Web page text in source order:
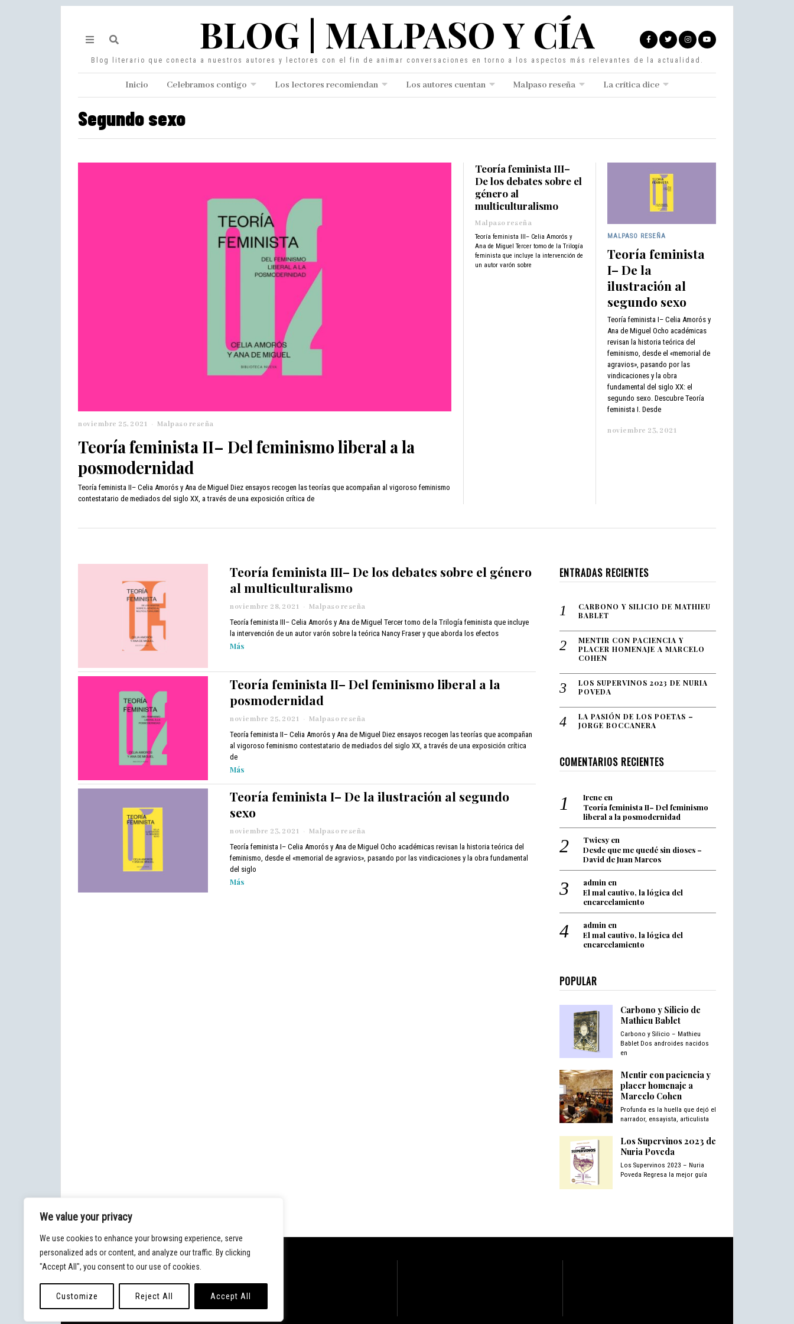
We value your privacy
We use cookies to enhance your browsing experience, serve
personalized ads or content, and analyze our traffic. By clicking
"Accept All", you consent to our use of cookies.
Customize Reject All Accept All
BLOG | MALPASO Y CÍA
Blog literario que conecta a nuestros autores y lectores con el fin de animar conversaciones en torno a los aspectos más relevantes de la actualidad.
Inicio Celebramos contigo Los lectores recomiendan Los autores cuentan Malpaso reseña La crítica dice
Segundo sexo
noviembre 25, 2021
v
i
e
b
r
4
0
1
Malpaso reseña
Teoría feminista II– Del feminismo liberal a la
posmodernidad
Teoría feminista II– Celia Amorós y Ana de Miguel Diez ensayos recogen las teorías que acompañan al vigoroso feminismo
contestatario de mediados del siglo XX, a través de una exposición crítica de
MALPASO RESEÑA
Teoría feminista
I– De la
ilustración al
segundo sexo
Teoría feminista I– Celia Amorós y
Ana de Miguel Ocho académicas
revisan la historia teórica del
feminismo, desde el «memorial de
agravios», pasando por las
vindicaciones y la obra
fundamental del siglo XX: el
segundo sexo. Descubre Teoría
feminista I. Desde
noviembre 23, 2021
2
Teoría feminista III–
De los debates sobre el
género al
multiculturalismo
Malpaso reseña
Teoría feminista III– Celia Amorós y
Ana de Miguel Tercer tomo de la Trilogía
feminista que incluye la intervención de
un autor varón sobre
Teoría feminista III– De los debates sobre el género
al multiculturalismo
noviembre 28, 2021
o
i
b
r
e
2
2
0
Malpaso reseña
Teoría feminista III– Celia Amorós y Ana de Miguel Tercer tomo de la Trilogía feminista que incluye
la intervención de un autor varón sobre la teórica Nancy Fraser y que aborda los efectos
Más
Teoría feminista II– Del feminismo liberal a la
posmodernidad
noviembre 25, 2021
o
i
b
r
e
2
0
Malpaso reseña
Teoría feminista II– Celia Amorós y Ana de Miguel Diez ensayos recogen las teorías que acompañan
al vigoroso feminismo contestatario de mediados del siglo XX, a través de una exposición crítica
de
Más
Teoría feminista I– De la ilustración al segundo
sexo
noviembre 23, 2021
i
Malpaso reseña
Teoría feminista I– Celia Amorós y Ana de Miguel Ocho académicas revisan la historia teórica del
feminismo, desde el «memorial de agravios», pasando por las vindicaciones y la obra fundamental
del siglo
Más
ENTRADAS RECIENTES
CARBONO Y SILICIO DE MATHIEU
BABLET
MENTIR CON PACIENCIA Y
PLACER HOMENAJE A MARCELO
COHEN
LOS SUPERVINOS 2023 DE NURIA
POVEDA
LA PASIÓN DE LOS POETAS –
JORGE BOCCANERA
COMENTARIOS RECIENTES
Ireneen
Teoría feminista II– Del feminismo
liberal a la posmodernidad
Twicsyen
Desde que me quedé sin dioses –
David de Juan Marcos
admin en
El mal cautivo, la lógica del
encarcelamiento
admin en
El mal cautivo, la lógica del
encarcelamiento
POPULAR
Carbono y Silicio de
Mathieu Bablet
Carbono y Silicio – Mathieu
Bablet Dos androides nacidos
en
Mentir con paciencia y
placer homenaje a
Marcelo Cohen
Profunda es la huella que dejó el
narrador, ensayista, articulista
Los Supervinos 2023 de
Nuria Poveda
Los Supervinos 2023 – Nuria
Poveda Regresa la mejor guía
© 2020 - Blog Malpaso